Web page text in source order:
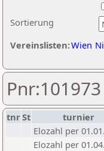
Sortierung
Vereinslisten:Wien
tnrSt turnier
Elozahl per
Elozahl per